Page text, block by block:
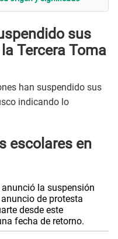
sus
Tercera Toma
han suspendido sus
indicando lo
escolares en
anunció la suspensión
de protesta
desde este
fecha de retorno.